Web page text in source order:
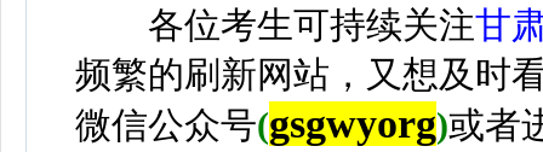
各位考生可持续关注甘
频繁的刷新网站，又想及时
微信公众号(gsgwyorg)或者